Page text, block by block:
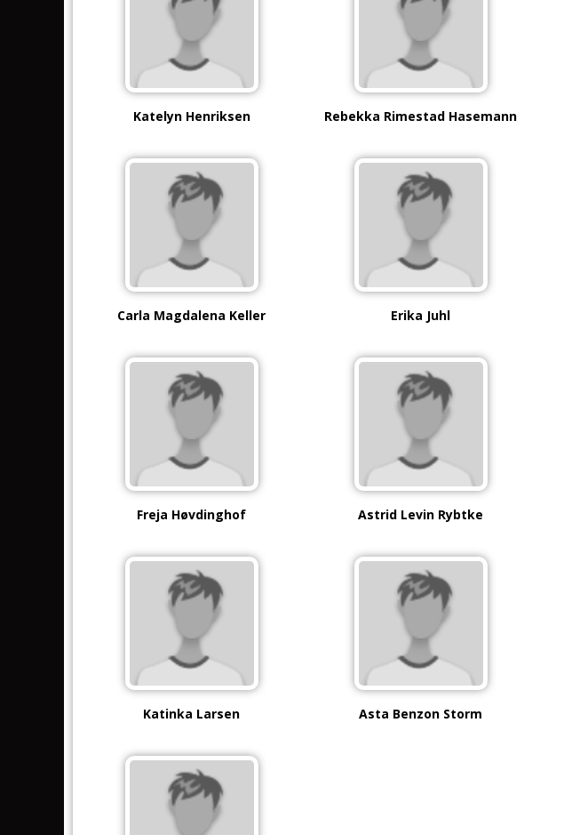
Katelyn Henriksen Rebekka Rimestad Hasemann
Carla Magdalena Keller Erika Juhl
Freja Høvdinghof Astrid Levin Rybtke
Katinka Larsen Asta Benzon Storm